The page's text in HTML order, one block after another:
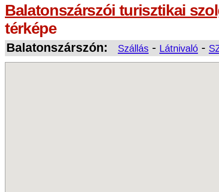
Balatonszárszói turisztikai
térképe
Balatonszárszón: Szállás - Látnivaló -